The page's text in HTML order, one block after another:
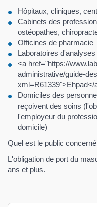
Hôpitaux, cliniques,
Cabinets des
ostéopathes,
Officines de pharmacie
Laboratoires
<a href="https://
administrative/guide-
xml=R61339">Ehpad</
Domiciles des
reçoivent des soins
l'employeur du
domicile)
Quel est le public
L'obligation de port du
ans et plus.